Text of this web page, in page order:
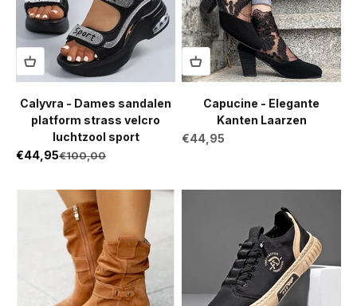
Calyvra - Dames sandalen
platform strass velcro
luchtzool sport
Aanbiedingsprijs
€44,95Normale prijs
€100,00
Capucine - Elegante
Kanten Laarzen
Aanbiedingsprijs
€44,95